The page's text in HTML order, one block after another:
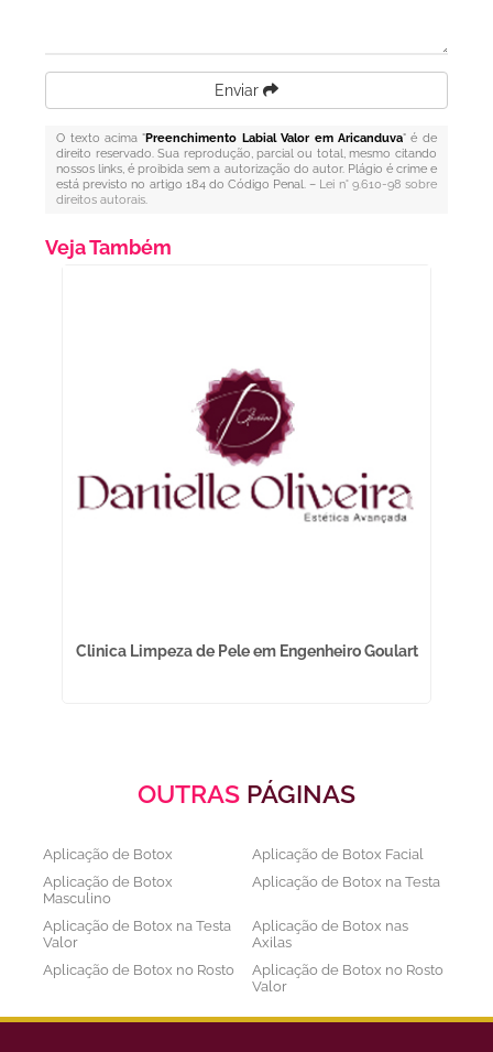
Enviar
O texto acima "Preenchimento Labial Valor em Aricanduva" é de
direito reservado. Sua reprodução, parcial ou total, mesmo citando
nossos links, é proibida sem a autorização do autor. Plágio é crime e
está previsto no artigo 184 do Código Penal. – Lei n° 9.610-98 sobre
direitos autorais.
Veja Também
Clinica Limpeza de Pele em Engenheiro Goulart
OUTRAS PÁGINAS
Aplicação de Botox
Aplicação de Botox Facial
Aplicação de Botox
Masculino
Aplicação de Botox na Testa
Aplicação de Botox na Testa
Valor
Aplicação de Botox nas
Axilas
Aplicação de Botox no Rosto
Aplicação de Botox no Rosto
Valor
Aplicação de Botox nos
Aplicação de Botox Preço